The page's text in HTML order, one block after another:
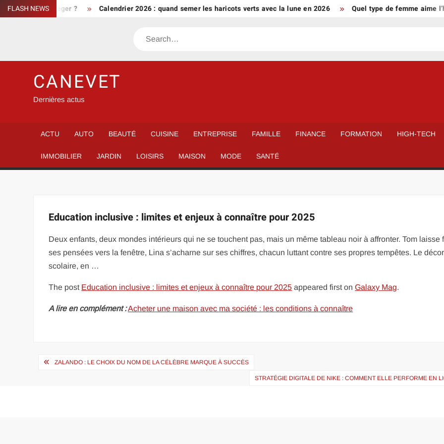
Skip
to
FLASH NEWS
bien le protéger ? Calendrier 2026 : quand semer les haricots verts avec la lune en 2026 Quel type de femme aime
Search
CANEVET
Dernières actus
ACTU AUTO BEAUTÉ CUISINE ENTREPRISE FAMILLE FINANCE FORMATION HIGH-TECH
IMMOBILIER JARDIN LOISIRS MAISON MODE SANTÉ
Education inclusive : limites et enjeux à connaître pour 2025
Deux enfants, deux mondes intérieurs qui ne se touchent pas, mais un même tableau noir à affronter. Tom laisse
ses pensées vers la fenêtre, Lina s’acharne sur ses chiffres, chacun luttant contre ses propres tempêtes. Le décor
scolaire, en …
The post Education inclusive : limites et enjeux à connaître pour 2025 appeared first onGalaxy Mag.
A lire en complément :Acheter une maison avec ma société : les conditions à connaître
Navigation
ZALANDO : LE CHOIX DU NOM DE LA CÉLÈBRE MARQUE À SUCCÈS
STRATÉGIE DIGITALE DE NIKE : COMMENT ELLE PERFORME EN